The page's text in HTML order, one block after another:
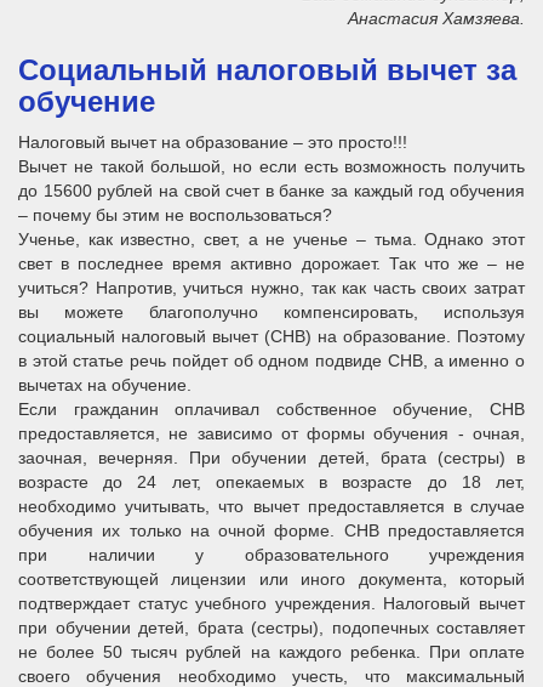
Анастасия Хамзяева.
Социальный налоговый вычет за
обучение
Налоговый вычет на образование – это просто!!!
Вычет не такой большой, но если есть возможность получить
до 15600 рублей на свой счет в банке за каждый год обучения
– почему бы этим не воспользоваться?
Ученье, как известно, свет, а не ученье – тьма. Однако этот
свет в последнее время активно дорожает. Так что же – не
учиться? Напротив, учиться нужно, так как часть своих затрат
вы можете благополучно компенсировать, используя
социальный налоговый вычет (СНВ) на образование. Поэтому
в этой статье речь пойдет об одном подвиде СНВ, а именно о
вычетах на обучение.
Если гражданин оплачивал собственное обучение, СНВ
предоставляется, не зависимо от формы обучения - очная,
заочная, вечерняя. При обучении детей, брата (сестры) в
возрасте до 24 лет, опекаемых в возрасте до 18 лет,
необходимо учитывать, что вычет предоставляется в случае
обучения их только на очной форме. СНВ предоставляется
при наличии у образовательного учреждения
соответствующей лицензии или иного документа, который
подтверждает статус учебного учреждения. Налоговый вычет
при обучении детей, брата (сестры), подопечных составляет
не более 50 тысяч рублей на каждого ребенка. При оплате
своего обучения необходимо учесть, что максимальный